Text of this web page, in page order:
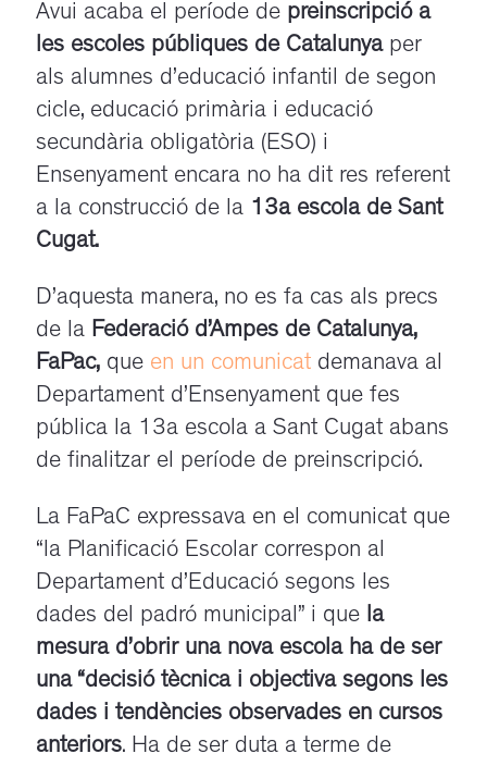
Avui acaba el període de preinscripció a
les escoles públiques de Catalunyaper
als alumnes d’educació infantil de segon
cicle, educació primària i educació
secundària obligatòria (ESO) i
Ensenyament encara no ha dit res referent
a la construcció de la 13a escola de Sant
Cugat.
D’aquesta manera, no es fa cas als precs
de la Federació d’Ampes de Catalunya,
FaPac, que en un comunicat demanava al
Departament d’Ensenyament que fes
pública la 13a escola a Sant Cugat abans
de finalitzar el període de preinscripció.
La FaPaC expressava en el comunicat que
“la Planificació Escolar correspon al
Departament d’Educació segons les
dades del padró municipal” i que la
mesura d’obrir una nova escola ha de ser
una “decisió tècnica i objectiva segons les
dades i tendències observades en cursos
anteriors. Ha de ser duta a terme de